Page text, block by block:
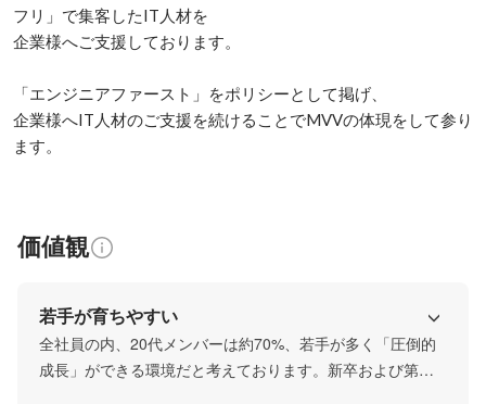
フリ」で集客したIT人材を
企業様へご支援しております。
「エンジニアファースト」をポリシーとして掲げ、
企業様へIT人材のご支援を続けることでMVVの体現をして参り
ます。
価値観
若手が育ちやすい
全社員の内、20代メンバーは約70%、若手が多く「圧倒的
成長」ができる環境だと考えております。新卒および第二